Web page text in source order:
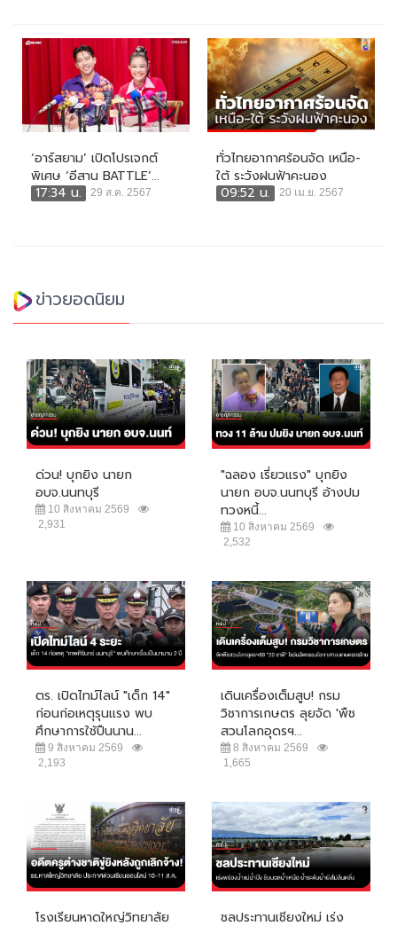
‘อาร์สยาม’ เปิดโปรเจกต์
พิเศษ ‘อีสาน BATTLE’...
17:34 น.
29 ส.ค. 2567
ทั่วไทยอากาศร้อนจัด เหนือ-
ใต้ ระวังฝนฟ้าคะนอง
09:52 น.
20 เม.ย. 2567
ข่าวยอดนิยม
ด่วน! บุกยิง นายก
อบจ.นนทบุรี
10 สิงหาคม 2569
2,931
"ฉลอง เรี่ยวแรง" บุกยิง
นายก อบจ.นนทบุรี อ้างปม
ทวงหนี้...
10 สิงหาคม 2569
2,532
ตร. เปิดไทม์ไลน์ "เด็ก 14"
ก่อนก่อเหตุรุนแรง พบ
ศึกษาการใช้ปืนนาน...
9 สิงหาคม 2569
2,193
เดินเครื่องเต็มสูบ! กรม
วิชาการเกษตร ลุยจัด 'พืช
สวนโลกอุดรฯ...
8 สิงหาคม 2569
1,665
โรงเรียนหาดใหญ่วิทยาลัย ชลประทานเชียงใหม่ เร่ง